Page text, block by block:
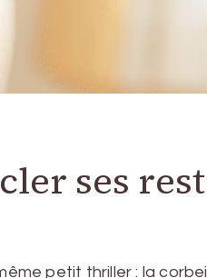
ses
petit thriller : la